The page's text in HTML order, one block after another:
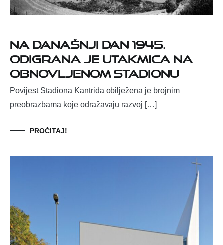
Na današnji dan 1945.
odigrana je utakmica na
obnovljenom stadionu
Povijest Stadiona Kantrida obilježena je brojnim
preobrazbama koje odražavaju razvoj […]
PROČITAJ!